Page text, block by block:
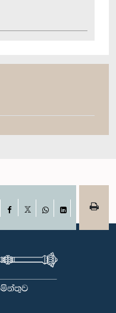
Facebook
WhatsAppLinkedIn